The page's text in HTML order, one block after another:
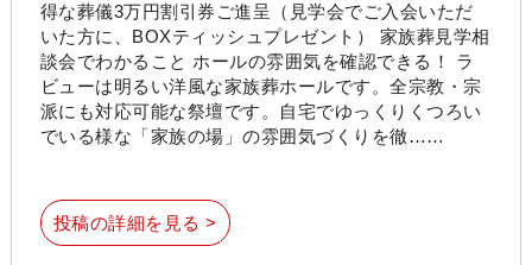
得な葬儀3万円割引券ご進呈（見学会でご入会いただ
いた方に、BOXティッシュプレゼント） 家族葬見学相
談会でわかること ホールの雰囲気を確認できる！ ラ
ビューは明るい洋風な家族葬ホールです。全宗教・宗
派にも対応可能な祭壇です。自宅でゆっくりくつろい
でいる様な「家族の場」の雰囲気づくりを徹……
投稿の詳細を見る >